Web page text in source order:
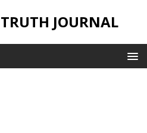
JOURNAL